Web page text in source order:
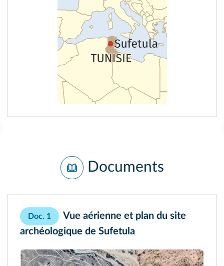
Documents
Doc. 1
Vue aérienne et plan du site
archéologique de Sufetula